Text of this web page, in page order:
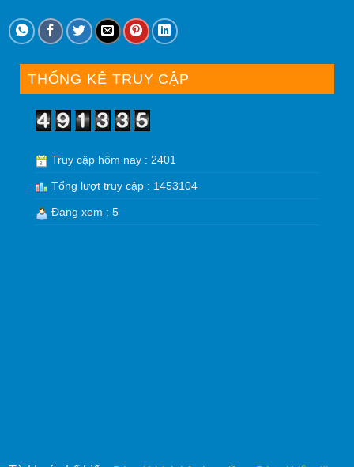
THỐNG KÊ TRUY CẬP
Truy cập hôm nay : 2401
Tổng lượt truy cập : 1453104
Đang xem : 5